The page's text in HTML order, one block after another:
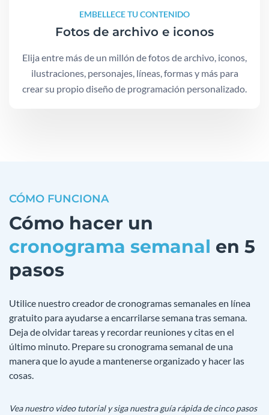
EMBELLECE TU CONTENIDO
Fotos de archivo e iconos
Elija entre más de un millón de fotos de archivo, iconos,
ilustraciones, personajes, líneas, formas y más para
crear su propio diseño de programación personalizado.
CÓMO FUNCIONA
Cómo hacer un
cronograma semanal en 5
pasos
Utilice nuestro creador de cronogramas semanales en línea
gratuito para ayudarse a encarrilarse semana tras semana.
Deja de olvidar tareas y recordar reuniones y citas en el
último minuto. Prepare su cronograma semanal de una
manera que lo ayude a mantenerse organizado y hacer las
cosas.
Vea nuestro video tutorial y siga nuestra guía rápida de cinco pasos